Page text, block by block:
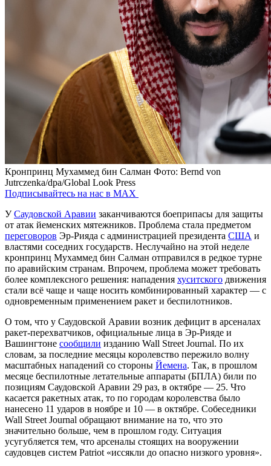
Кронпринц Мухаммед бин Салман Фото: Bernd von
Jutrczenka/dpa/Global Look Press
Подписывайтесь на нас в MAX
УСаудовской Аравии заканчиваются боеприпасы для защиты
от атак йеменских мятежников. Проблема стала предметом
переговоров Эр-Рияда с администрацией президента США и
властями соседних государств. Неслучайно на этой неделе
кронпринц Мухаммед бин Салман отправился в редкое турне
по аравийским странам. Впрочем, проблема может требовать
более комплексного решения: нападения хуситского движения
стали всё чаще и чаще носить комбинированный характер — с
одновременным применением ракет и беспилотников.
О том, что у Саудовской Аравии возник дефицит в арсеналах
ракет-перехватчиков, официальные лица в Эр-Рияде и
Вашингтоне сообщили изданию Wall Street Journal. По их
словам, за последние месяцы королевство пережило волну
масштабных нападений со стороны Йемена. Так, в прошлом
месяце беспилотные летательные аппараты (БПЛА) били по
позициям Саудовской Аравии 29 раз, в октябре — 25. Что
касается ракетных атак, то по городам королевства было
нанесено 11 ударов в ноябре и 10 — в октябре. Собеседники
Wall Street Journal обращают внимание на то, что это
значительно больше, чем в прошлом году. Ситуация
усугубляется тем, что арсеналы стоящих на вооружении
саудовцев систем Patriot «иссякли до опасно низкого уровня».